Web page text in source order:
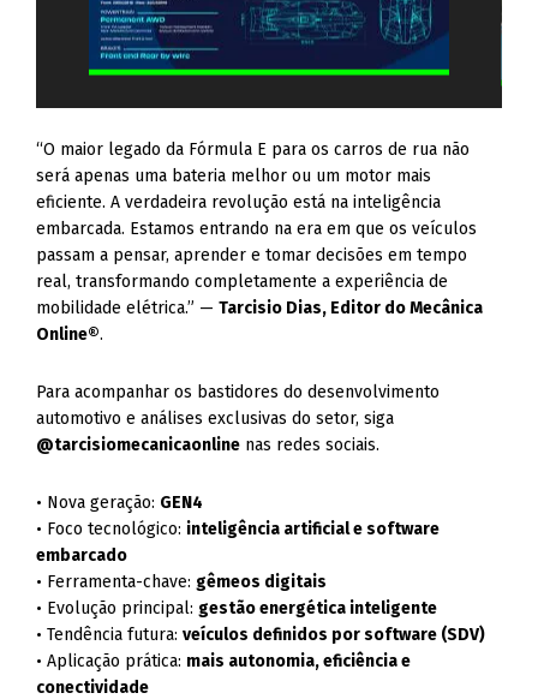
“O maior legado da Fórmula E para os carros de rua não
será apenas uma bateria melhor ou um motor mais
eficiente. A verdadeira revolução está na inteligência
embarcada. Estamos entrando na era em que os veículos
passam a pensar, aprender e tomar decisões em tempo
real, transformando completamente a experiência de
mobilidade elétrica.” —Tarcisio Dias, Editor do Mecânica
Online®.
Para acompanhar os bastidores do desenvolvimento
automotivo e análises exclusivas do setor, siga
@tarcisiomecanicaonline nas redes sociais.
• Nova geração: GEN4
• Foco tecnológico: inteligência artificial e software
embarcado
• Ferramenta-chave: gêmeos digitais
• Evolução principal: gestão energética inteligente
• Tendência futura:veículos definidos por software (SDV)
• Aplicação prática: mais autonomia, eficiência e
conectividade